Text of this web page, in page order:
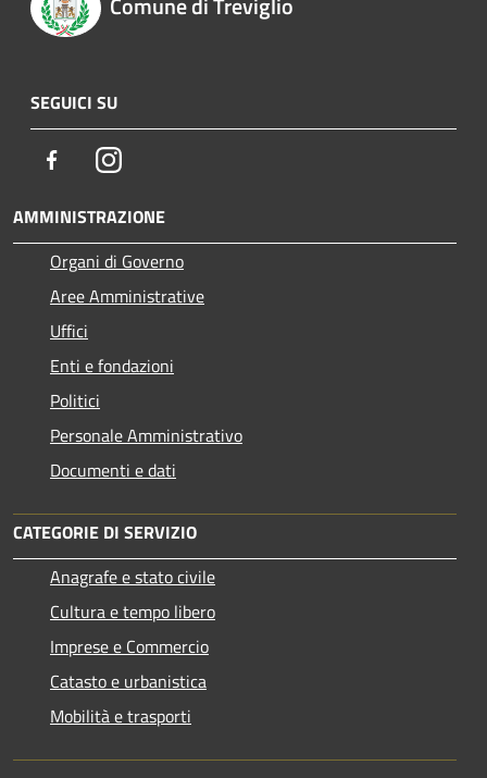
SEGUICI SU
FacebookInstagram
AMMINISTRAZIONE
Organi di Governo
Aree Amministrative
Uffici
Enti e fondazioni
Politici
Personale Amministrativo
Documenti e dati
CATEGORIE DI SERVIZIO
Anagrafe e stato civile
Cultura e tempo libero
Imprese e Commercio
Catasto e urbanistica
Mobilità e trasporti